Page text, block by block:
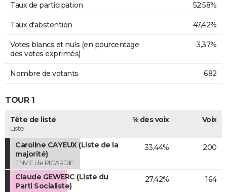
Taux de participation 52,58%
Taux d'abstention 47,42%
Votes blancs et nuls (en pourcentage
des votes exprimés)
3,37%
Nombre de votants 682
TOUR 1
Tête de liste
Liste
% des voix Voix
Caroline CAYEUX (Liste de la
majorité)
ENVIE de PICARDIE
33,44% 200
Claude GEWERC (Liste du
Parti Socialiste)
27,42% 164